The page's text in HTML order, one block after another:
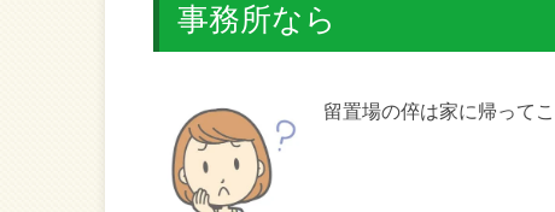
事務所なら
留置場の倅は家に帰って